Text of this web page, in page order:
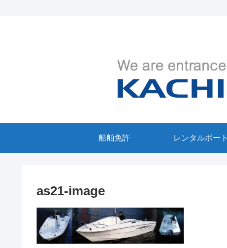
船舶免許 レンタルボート
as21-image